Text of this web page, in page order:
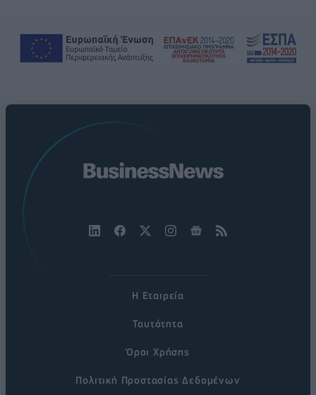
Η Εταιρεία
Ταυτότητα
Όροι Χρήσης
Πολιτική Προστασίας Δεδομένων